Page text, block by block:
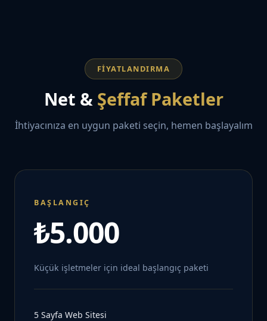
FIYATLANDIRMA
Net & Şeffaf Paketler
İhtiyacınıza en uygun paketi seçin, hemen başlayalım
BAŞLANGIÇ
₺5.000
Küçük işletmeler için ideal başlangıç paketi
5 Sayfa Web Sitesi